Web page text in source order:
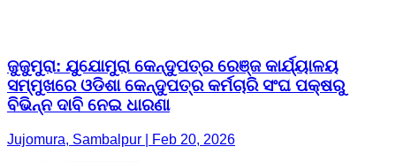
ଜୁଜୁମୁରା: ଯୁଯୋମୁରା କେନ୍ଦୁପତ୍ର ରେଞ୍ଜ କାର୍ଯ୍ୟାଳୟ
ସମ୍ମୁଖରେ ଓଡିଶା କେନ୍ଦୁପତ୍ର କର୍ମଚାରି ସଂଘ ପକ୍ଷରୁ
ବିଭିନ୍ନ ଦାବି ନେଇ ଧାରଣା
Jujomura, Sambalpur | Feb 20, 2026